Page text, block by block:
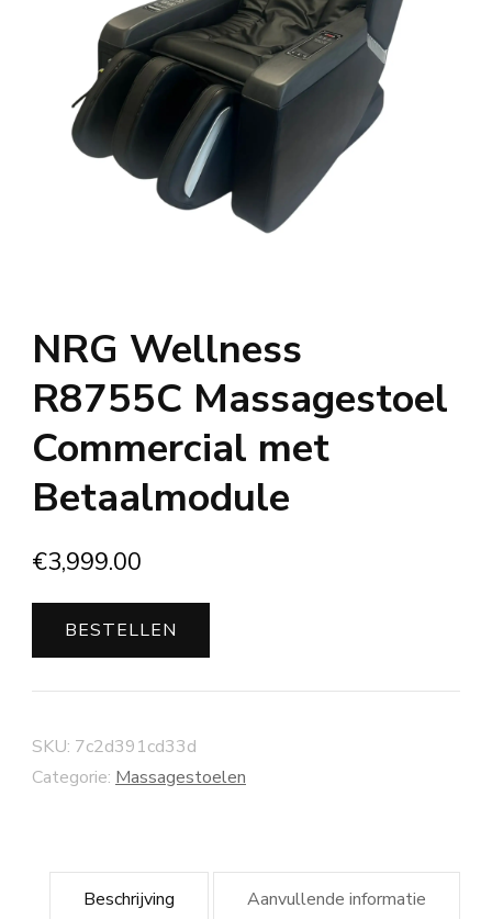
NRG Wellness
R8755C Massagestoel
Commercial met
Betaalmodule
€3,999.00
BESTELLEN
SKU: 7c2d391cd33d
Categorie: Massagestoelen
Beschrijving Aanvullende informatie